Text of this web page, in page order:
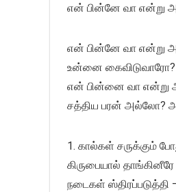
என் பின்னே வா என்று
என் பின்னே வா என்று
உன்னை
என் பின்னை வா
சத்திய பரன் அல்லோ?
1. கால்கள் சருக்கும்
கிருபையால் தாங்கினீரே
நடைகள் ஸ்திரப்படுத்தி